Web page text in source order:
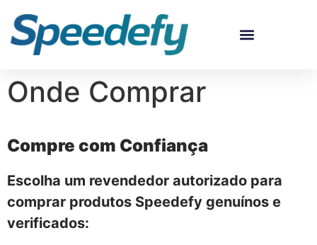
Onde Comprar
Compre com Confiança
Escolha um revendedor autorizado para
comprar produtos Speedefy genuínos e
verificados: